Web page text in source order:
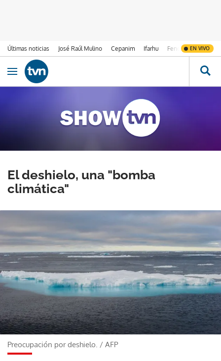
Últimas noticias José Raúl Mulino Cepanim Ifarhu Fenómeno de El
EN VIVO
Ir al contenido
Obrir navegació
El deshielo, una "bomba
climática"
Preocupación por deshielo. / AFP